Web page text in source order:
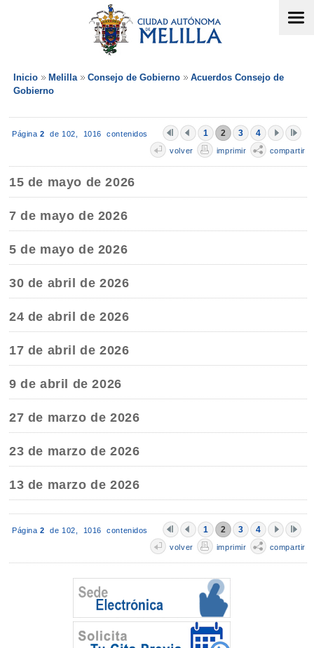
Inicio Melilla Consejo de Gobierno
Acuerdos Consejo de
Gobierno
Página 2 de 102, 1016 contenidos 1 2 3 4
volver imprimir compartir
15 de mayo de 2026
7 de mayo de 2026
5 de mayo de 2026
30 de abril de 2026
24 de abril de 2026
17 de abril de 2026
9 de abril de 2026
27 de marzo de 2026
23 de marzo de 2026
13 de marzo de 2026
Página 2 de 102, 1016 contenidos 1 2 3 4
volver imprimir compartir